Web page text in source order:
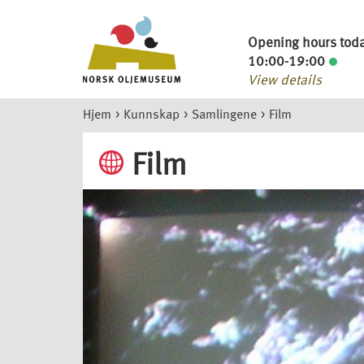
Opening hours
10:00-19:00
View details
Hjem > Kunnskap > Samlingene > Film
Film